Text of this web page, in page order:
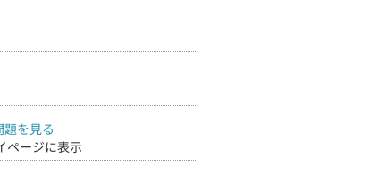
を見る
ページに表示